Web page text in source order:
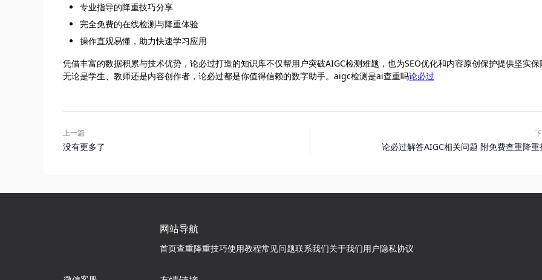
专业指导的降重技巧分享
完全免费的在线检测与降重体验
操作直观易懂，助力快速学习应用
凭借丰富的数据积累与技术优势，论必过打造的知识库不仅帮用户突破AIGC检测难题，也为SEO优化和内容原创保护提供坚实保
无论是学生、教师还是内容创作者，论必过都是你值得信赖的数字助手。aigc检测是ai查重吗论必过
上一篇
没有更多了 论必过解答AIGC相关问题 附免费查重降重
网站导航
首页查重降重技巧使用教程常见问题联系我们关于我们用户隐私协议